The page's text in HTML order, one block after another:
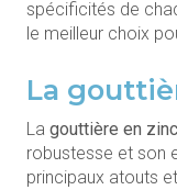
spécificités de
le meilleur choix
La
La gouttière en zinc
robustesse et son
principaux atouts